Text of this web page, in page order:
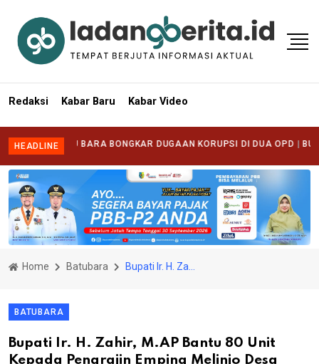
Redaksi Kabar Baru Kabar Video
HEADLINE
BATU BARA BONGKAR DUGAAN KORUPSI DI DUA OPD|BUPATI
Home Batubara
BATUBARA
Bupati Ir. H. Zahir, M.AP Bantu 80 Unit
Kepada Pengrajin Emping Melinjo Desa